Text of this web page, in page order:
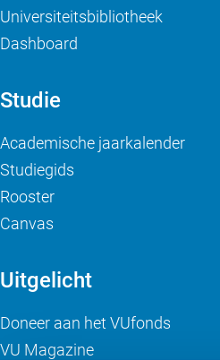
Universiteitsbibliotheek
Dashboard
Studie
Academische jaarkalender
Studiegids
Rooster
Canvas
Uitgelicht
Doneer aan het VUfonds
VU Magazine